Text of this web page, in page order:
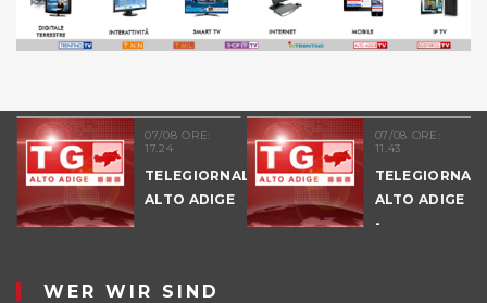
07/08 ORE:
17.24
TELEGIORNALE
ALTO ADIGE
07/08 ORE:
11.43
ALTO ADIGE
-
WER WIR SIND